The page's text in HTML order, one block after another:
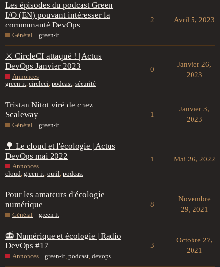
Les épisodes du podcast Green
I/O (EN) pouvant intéresser la
communauté DevOps
Général green-it
2 Avril 5, 2023
⚔️ CircleCI attaqué ! | Actus
DevOps Janvier 2023
Annonces
green-it, circleci, podcast, sécurité
0
Janvier 26,
2023
Tristan Nitot viré de chez
Scaleway
Général green-it
1
Janvier 3,
2023
🌳 Le cloud et l'écologie | Actus
DevOps mai 2022
Annonces
cloud, green-it, outil, podcast
1 Mai 26, 2022
Pour les amateurs d'écologie
numérique
Général green-it
8
Novembre
29, 2021
📻 Numérique et écologie | Radio
DevOps #17
Annonces green-it, podcast, devops
3
Octobre 27,
2021